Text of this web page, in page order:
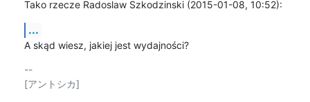
Tako rzecze Radoslaw Szkodzinski (2015-01-08, 10:52):
...
A skąd wiesz, jakiej jest wydajności?
--
[アントシカ]